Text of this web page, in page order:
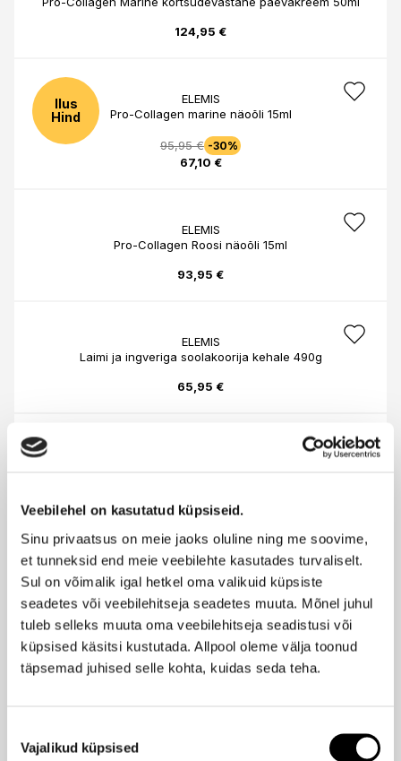
Veebilehel on kasutatud küpsiseid.
Sinu privaatsus on meie jaoks oluline ning me soovime,
et tunneksid end meie veebilehte kasutades turvaliselt.
Sul on võimalik igal hetkel oma valikuid küpsiste
seadetes või veebilehitseja seadetes muuta. Mõnel juhul
tuleb selleks muuta oma veebilehitseja seadistusi või
küpsised käsitsi kustutada. Allpool oleme välja toonud
täpsemad juhised selle kohta, kuidas seda teha.
valik
Vajalikud küpsised
124,95 €
Ilus
Hind
ELEMIS
Pro-Collagen marine näoõli 15ml
95,95 € -30%
67,10 €
ELEMIS
Pro-Collagen Roosi näoõli 15ml
93,95 €
ELEMIS
Laimi ja ingveriga soolakoorija kehale 490g
65,95 €
Ilus
Hind
ELEMIS
The Grooming Collection komplekt
94,00 € -20%
75,20 €